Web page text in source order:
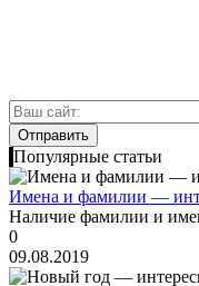
Популярные статьи
Имена и фамилии —
Наличие фамилии и
0
09.08.2019